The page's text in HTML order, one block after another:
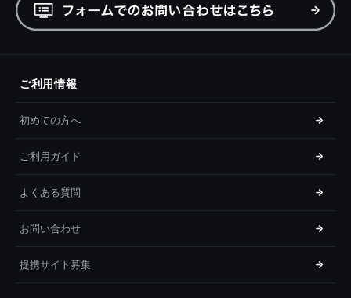
ご利用情報
初めての方へ
ご利用ガイド
よくある質問
お問い合わせ
提携サイト募集